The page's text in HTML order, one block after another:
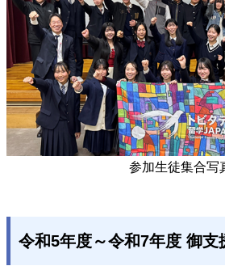
参加生徒集合写
令和5年度～令和7年度 御支